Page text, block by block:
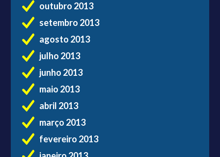
outubro 2013
setembro 2013
agosto 2013
julho 2013
junho 2013
maio 2013
abril 2013
março 2013
fevereiro 2013